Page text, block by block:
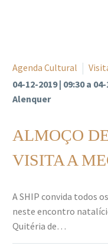
Agenda Cultural
04-12-2019 | 09:30 a
Alenquer
ALMOÇO
VISITA A
A SHIP convida todos
neste encontro
Quitéria de…